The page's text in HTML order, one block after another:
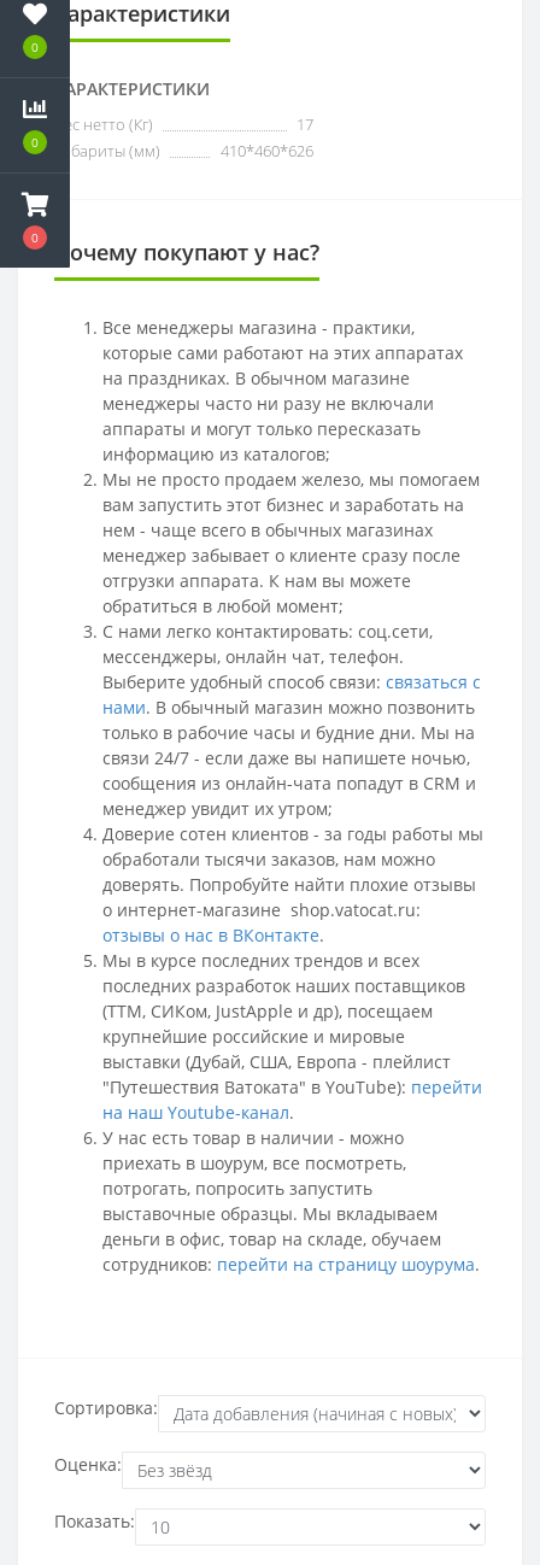
0
0
0
Характеристики
ХАРАКТЕРИСТИКИ
Вес нетто (Кг)
17
Габариты (мм)
410*460*626
Почему покупают у нас?
Все менеджеры магазина - практики,
которые сами работают на этих аппаратах
на праздниках. В обычном магазине
менеджеры часто ни разу не включали
аппараты и могут только пересказать
информацию из каталогов;
Мы не просто продаем железо, мы помогаем
вам запустить этот бизнес и заработать на
нем - чаще всего в обычных магазинах
менеджер забывает о клиенте сразу после
отгрузки аппарата. К нам вы можете
обратиться в любой момент;
С нами легко контактировать: соц.сети,
мессенджеры, онлайн чат, телефон.
Выберите удобный способ связи: связаться с
нами. В обычный магазин можно позвонить
только в рабочие часы и будние дни. Мы на
связи 24/7 - если даже вы напишете ночью,
сообщения из онлайн-чата попадут в CRM и
менеджер увидит их утром;
Доверие сотен клиентов - за годы работы мы
обработали тысячи заказов, нам можно
доверять. Попробуйте найти плохие отзывы
о интернет-магазине shop.vatocat.ru:
отзывы о нас в ВКонтакте.
Мы в курсе последних трендов и всех
последних разработок наших поставщиков
(ТТМ, СИКом, JustApple и др), посещаем
крупнейшие российские и мировые
выставки (Дубай, США, Европа - плейлист
"Путешествия Ватоката" в YouTube): перейти
на наш Youtube-канал.
У нас есть товар в наличии - можно
приехать в шоурум, все посмотреть,
потрогать, попросить запустить
выставочные образцы. Мы вкладываем
деньги в офис, товар на складе, обучаем
сотрудников: перейти на страницу шоурума.
Сортировка:
Оценка:
Показать: